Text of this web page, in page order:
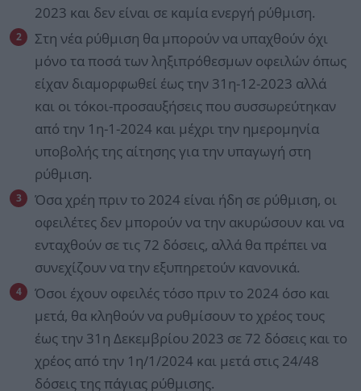
2023 και δεν είναι σε καμία ενεργή ρύθμιση.
Στη νέα ρύθμιση θα μπορούν να υπαχθούν όχι
μόνο τα ποσά των ληξιπρόθεσμων οφειλών όπως
είχαν διαμορφωθεί έως την 31η-12-2023 αλλά
και οι τόκοι-προσαυξήσεις που συσσωρεύτηκαν
από την 1η-1-2024 και μέχρι την ημερομηνία
υποβολής της αίτησης για την υπαγωγή στη
ρύθμιση.
Όσα χρέη πριν το 2024 είναι ήδη σε ρύθμιση, οι
οφειλέτες δεν μπορούν να την ακυρώσουν και να
ενταχθούν σε τις 72 δόσεις, αλλά θα πρέπει να
συνεχίζουν να την εξυπηρετούν κανονικά.
Όσοι έχουν οφειλές τόσο πριν το 2024 όσο και
μετά, θα κληθούν να ρυθμίσουν το χρέος τους
έως την 31η Δεκεμβρίου 2023 σε 72 δόσεις και το
χρέος από την 1η/1/2024 και μετά στις 24/48
δόσεις της πάγιας ρύθμισης.